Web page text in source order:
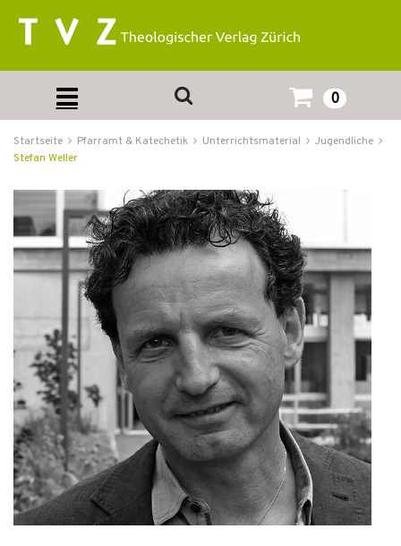
0
Startseite Pfarramt & Katechetik Unterrichtsmaterial
Jugendliche
Stefan Weller